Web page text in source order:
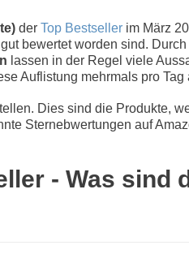
der Top Bestseller im März
bewertet worden sind.
lassen in der Regel viele
Auflistung mehrmals pro Tag
Dies sind die Produkte,
Sternebwertungen auf
- Was sind